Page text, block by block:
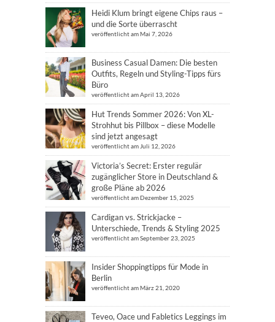
Heidi Klum bringt eigene Chips raus –
und die Sorte überrascht
veröffentlicht am Mai 7, 2026
Business Casual Damen: Die besten
Outfits, Regeln und Styling-Tipps fürs
Büro
veröffentlicht am April 13, 2026
Hut Trends Sommer 2026: Von XL-
Strohhut bis Pillbox – diese Modelle
sind jetzt angesagt
veröffentlicht am Juli 12, 2026
Victoria’s Secret: Erster regulär
zugänglicher Store in Deutschland &
große Pläne ab 2026
veröffentlicht am Dezember 15, 2025
Cardigan vs. Strickjacke –
Unterschiede, Trends & Styling 2025
veröffentlicht am September 23, 2025
Insider Shoppingtipps für Mode in
Berlin
veröffentlicht am März 21, 2020
Teveo, Oace und Fabletics Leggings im